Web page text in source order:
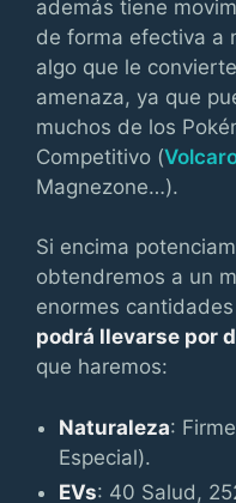
además tiene
de forma efectiva a
algo que le
amenaza, ya que
muchos de los
Competitivo (
Magnezone…).
Si encima
obtendremos a un
enormes
podrá llevarse por
que haremos:
Naturaleza:
Especial).
EVs: 40 Salud,